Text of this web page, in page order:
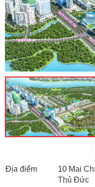
Địa điểm
10 Mai
Thủ Đức